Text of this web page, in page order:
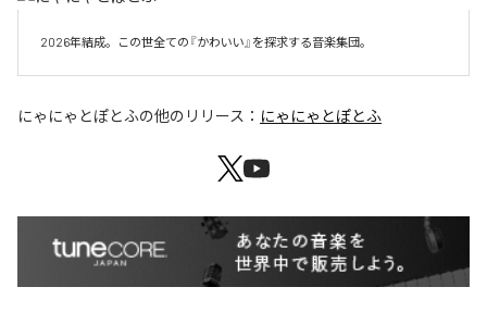
2026年結成。この世全ての『かわいい』を探求する音楽集団。
にゃにゃとぽとふの他のリリース： にゃにゃとぽとふ